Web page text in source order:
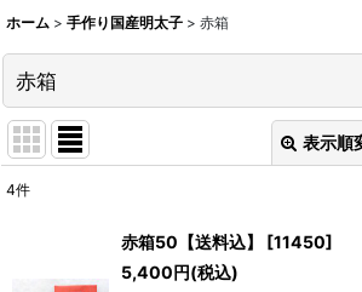
ホーム > 手作り国産明太子 > 赤箱
赤箱
表示順
並び順 :
4件
赤箱50【送料込】 [11450]
5,400円(税込)